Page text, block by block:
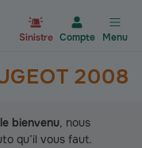
Sinistre Compte Menu
2008
bienvenu, nous
qu’il vous faut.